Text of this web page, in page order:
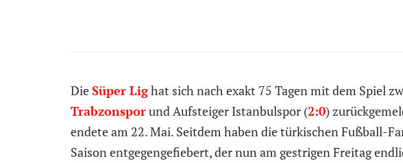
DieSüper Lighat sich nach exakt 75 Tagen mit dem Spiel
Trabzonsporund Aufsteiger Istanbulspor (2:0)
endete am 22. Mai. Seitdem haben die türkischen Fußball-
Saison entgegengefiebert, der nun am gestrigen Freitag